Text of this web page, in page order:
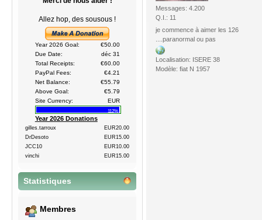
Allez hop, des sousous !
Year 2026 Goal:
€50.00
Due Date:
déc 31
Total Receipts:
€60.00
PayPal Fees:
€4.21
Net Balance:
€55.79
Above Goal:
€5.79
Site Currency:
EUR
112%
Year 2026 Donations
gilles.tarroux
EUR20.00
DrDesoto
EUR15.00
JCC10
EUR10.00
vinchi
EUR15.00
Statistiques
Membres
Messages: 4.200
Q.I.: 11
je commence à aimer les 126
....paranormal ou pas
Localisation: ISERE 38
Modèle: fiat N 1957